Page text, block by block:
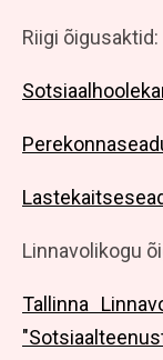
Riigi õigusaktid:
Linnavolikogu
Tallinna